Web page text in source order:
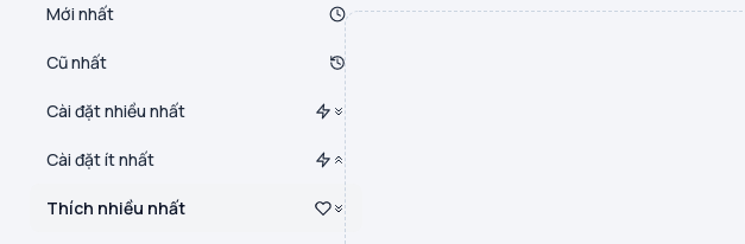
Mới nhất
Cũ nhất
Cài đặt nhiều nhất
Cài đặt ít nhất
Thích nhiều nhất